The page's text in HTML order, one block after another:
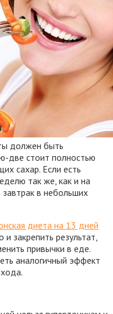
должен быть
две стоит полностью
сахар. Если есть
так же, как и на
в небольших
диета на 13 дней
закрепить результат,
привычки в еде.
аналогичный эффект